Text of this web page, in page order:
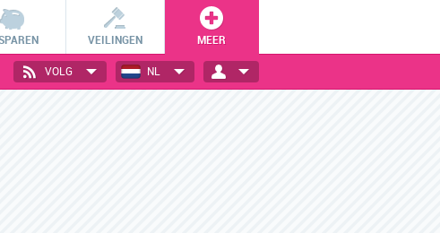
VEILINGEN MEER
NL
VOLG